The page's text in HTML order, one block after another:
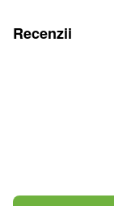
Recenzii